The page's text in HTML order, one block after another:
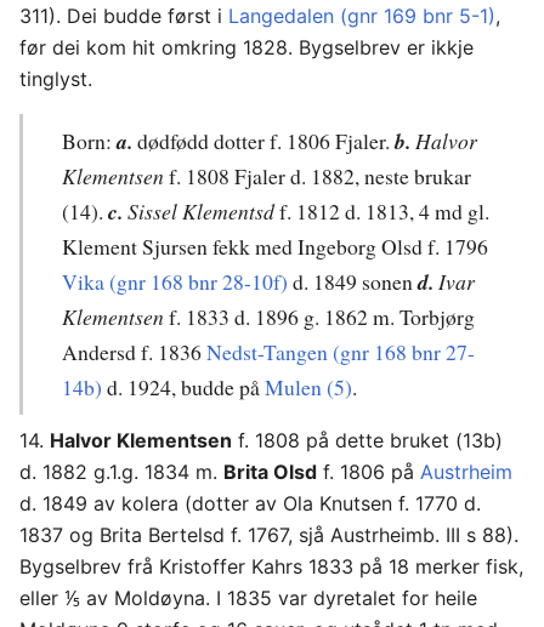
311). Dei budde først i Langedalen (gnr 169 bnr 5-1),
før dei kom hit omkring 1828. Bygselbrev er ikkje
tinglyst.
Born:a. dødfødd dotter f. 1806 Fjaler.b. Halvor
Klementsen f. 1808 Fjaler d. 1882, neste brukar
(14). c. Sissel Klementsdf. 1812 d. 1813, 4 md gl.
Klement Sjursen fekk med Ingeborg Olsd f. 1796
Vika (gnr 168 bnr 28-10f) d. 1849 sonend. Ivar
Klementsen f. 1833 d. 1896 g. 1862 m. Torbjørg
Andersd f. 1836Nedst-Tangen (gnr 168 bnr 27-
14b) d. 1924, budde påMulen (5).
14. Halvor Klementsen f. 1808 på dette bruket (13b)
d. 1882 g.1.g. 1834 m. Brita Olsd f. 1806 på Austrheim
d. 1849 av kolera (dotter av Ola Knutsen f. 1770 d.
1837 og Brita Bertelsd f. 1767, sjå Austrheimb. III s 88).
Bygselbrev frå Kristoffer Kahrs 1833 på 18 merker fisk,
eller ⅕ av Moldøyna. I 1835 var dyretalet for heile